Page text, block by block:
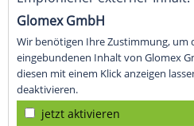
Glomex GmbH
Wir benötigen Ihre Zustimmung, um
eingebundenen Inhalt von Glomex
diesen mit einem Klick anzeigen
deaktivieren.
jetzt aktivieren